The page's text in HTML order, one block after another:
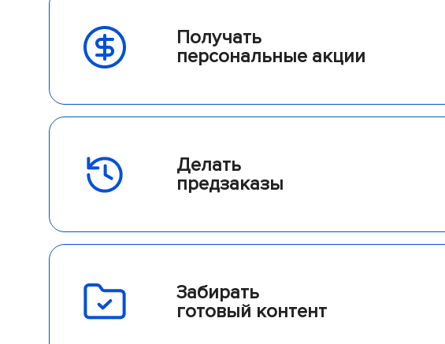
Получать
персональные акции
Делать
предзаказы
Забирать
готовый контент